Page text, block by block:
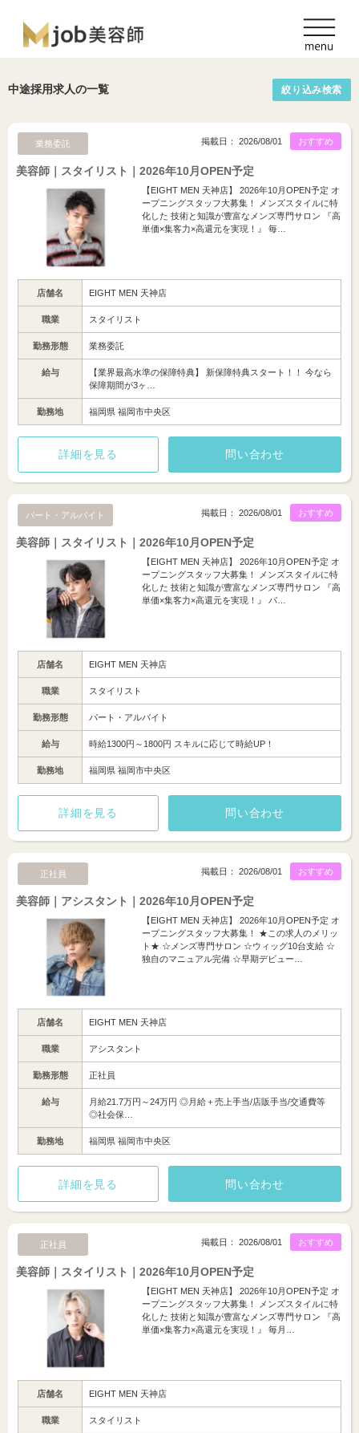
中途採用求人の一覧 絞り込み検索
業務委託 おすすめ
掲載日： 2026/08/01
美容師｜スタイリスト｜2026年10月OPEN予定
【EIGHT MEN 天神店】 2026年10月OPEN予定 オ
ープニングスタッフ大募集！ メンズスタイルに特
化した 技術と知識が豊富なメンズ専門サロン 『高
単価×集客力×高還元を実現！』 毎…
店舗名 EIGHT MEN 天神店
職業 スタイリスト
勤務形態 業務委託
給与
【業界最高水準の保障特典】 新保障特典スタート！！ 今なら
保障期間が3ヶ…
勤務地 福岡県 福岡市中央区
詳細を見る 問い合わせ
パート・アルバイト おすすめ
掲載日： 2026/08/01
美容師｜スタイリスト｜2026年10月OPEN予定
【EIGHT MEN 天神店】 2026年10月OPEN予定 オ
ープニングスタッフ大募集！ メンズスタイルに特
化した 技術と知識が豊富なメンズ専門サロン 『高
単価×集客力×高還元を実現！』 パ…
店舗名 EIGHT MEN 天神店
職業 スタイリスト
勤務形態 パート・アルバイト
給与 時給1300円～1800円 スキルに応じて時給UP！
勤務地 福岡県 福岡市中央区
詳細を見る 問い合わせ
正社員 おすすめ
掲載日： 2026/08/01
美容師｜アシスタント｜2026年10月OPEN予定
【EIGHT MEN 天神店】 2026年10月OPEN予定 オ
ープニングスタッフ大募集！ ★この求人のメリッ
ト★ ☆メンズ専門サロン ☆ウィッグ10台支給 ☆
独自のマニュアル完備 ☆早期デビュー…
店舗名 EIGHT MEN 天神店
職業 アシスタント
勤務形態 正社員
給与
月給21.7万円～24万円 ◎月給＋売上手当/店販手当/交通費等
◎社会保…
勤務地 福岡県 福岡市中央区
詳細を見る 問い合わせ
正社員 おすすめ
掲載日： 2026/08/01
美容師｜スタイリスト｜2026年10月OPEN予定
【EIGHT MEN 天神店】 2026年10月OPEN予定 オ
ープニングスタッフ大募集！ メンズスタイルに特
化した 技術と知識が豊富なメンズ専門サロン 『高
単価×集客力×高還元を実現！』 毎月…
店舗名 EIGHT MEN 天神店
職業 スタイリスト